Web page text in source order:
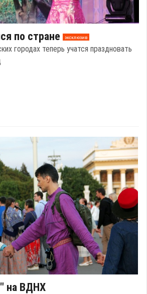
по стране эксклюзив
городах теперь учатся праздновать
на ВДНХ